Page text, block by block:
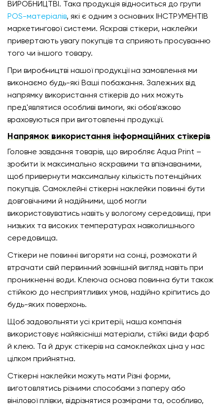
ВИРОБНИЦТВІ. Така продукція відноситься до групи
POS-матеріалів, які є одним з основних ІНСТРУМЕНТІВ
маркетингової системи. Яскраві стікери, наклейки
привертають увагу покупців та сприяють просуванню
того чи іншого товару.
При виробництві нашої продукції на замовлення ми
виконаємо будь-які Ваші побажання. Залежних від
напрямку використання стікерів до них можуть
пред'являтися особливі вимоги, які обов'язково
враховуються при виготовленні продукції.
Напрямок використання інформаційних стікерів
Головне завдання товарів, що виробляє Aqua Print –
зробити їх максимально яскравими та впізнаваними,
щоб привернути максимальну кількість потенційних
покупців. Самоклейні стікерні наклейки повинні бути
довговічними й надійними, щоб могли
використовуватись навіть у вологому середовищі, при
низьких та високих температурах навколишнього
середовища.
Стікери не повинні вигоряти на сонці, розмокати й
втрачати свій первинний зовнішній вигляд навіть при
проникненні води. Клеюча основа повинна бути також
стійкою до несприятливих умов, надійно кріпитись до
будь-яких поверхонь.
Щоб задовольняти усі критерії, наша компанія
використовує найякісніші матеріали, стійкі види фарб
й клею. Та й друк стікерів на самоклейках ціна у нас
цілком прийнятна.
Стікерні наклейки можуть мати Різні форми,
виготовлятись різними способами з паперу або
вінілової плівки, відрізнятися розмірами та, особливо,